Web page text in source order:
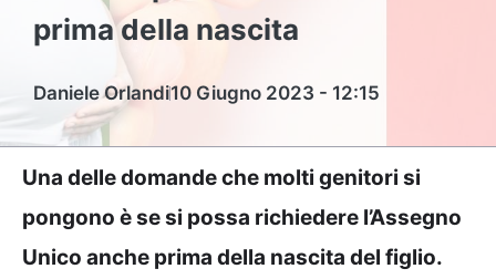
prima della nascita
Daniele Orlandi10 Giugno 2023 - 12:15
Una delle domande che molti genitori si
pongono è se si possa richiedere l’Assegno
Unico anche prima della nascita del figlio.